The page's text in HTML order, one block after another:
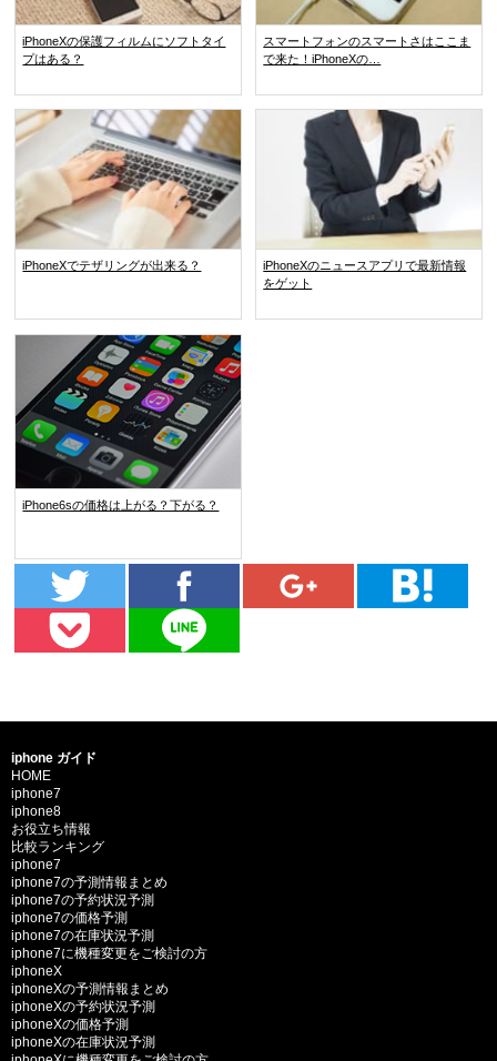
iPhoneXの保護フィルムにソフトタイ
プはある？
スマートフォンのスマートさはここま
で来た！iPhoneXの…
iPhoneXでテザリングが出来る？
iPhoneXのニュースアプリで最新情報
をゲット
iPhone6sの価格は上がる？下がる？
iphone ガイド
HOME
iphone7
iphone8
お役立ち情報
比較ランキング
iphone7
iphone7の予測情報まとめ
iphone7の予約状況予測
iphone7の価格予測
iphone7の在庫状況予測
iphone7に機種変更をご検討の方
iphoneX
iphoneXの予測情報まとめ
iphoneXの予約状況予測
iphoneXの価格予測
iphoneXの在庫状況予測